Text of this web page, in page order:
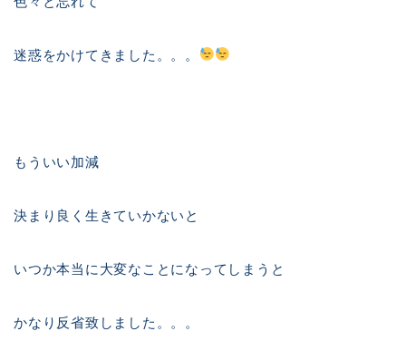
迷惑をかけてきました。。。
もういい加減
決まり良く生きていかないと
いつか本当に大変なことになってしまうと
かなり反省致しました。。。